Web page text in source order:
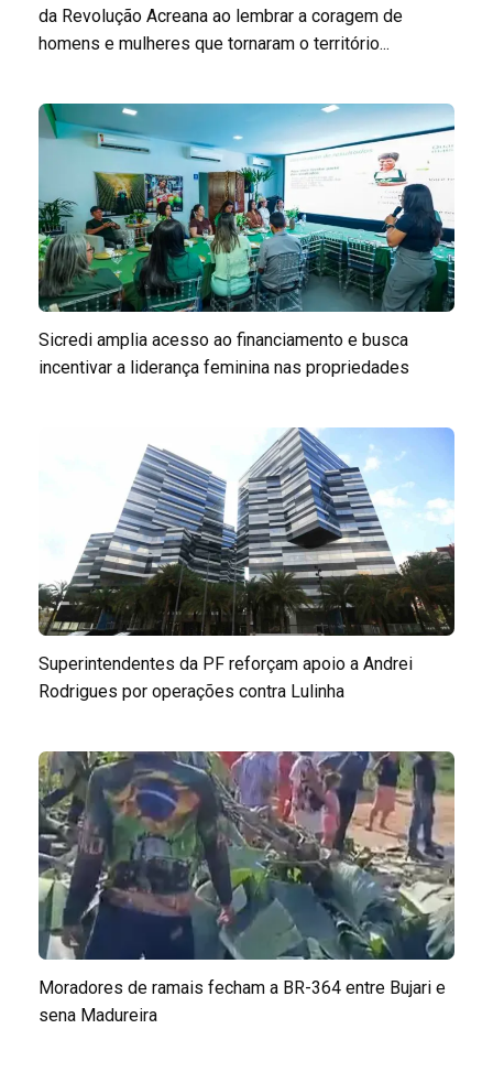
da Revolução Acreana ao lembrar a coragem de
homens e mulheres que tornaram o território...
Sicredi amplia acesso ao financiamento e busca
incentivar a liderança feminina nas propriedades
Superintendentes da PF reforçam apoio a Andrei
Rodrigues por operações contra Lulinha
Moradores de ramais fecham a BR-364 entre Bujari e
sena Madureira